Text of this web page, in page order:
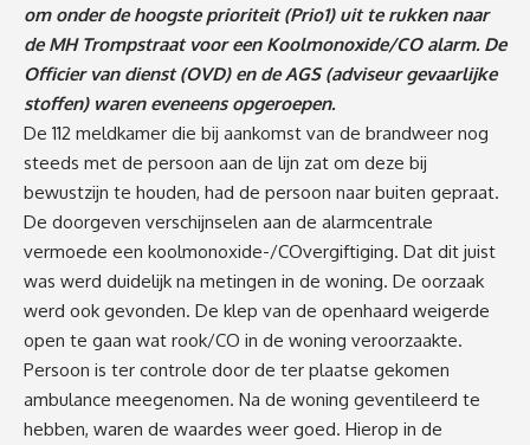
om onder de hoogste prioriteit (Prio1) uit te rukken naar
de MH Trompstraat voor een Koolmonoxide/CO alarm. De
Officier van dienst (OVD) en de AGS (adviseur gevaarlijke
stoffen) waren eveneens opgeroepen.
De 112 meldkamer die bij aankomst van de brandweer nog
steeds met de persoon aan de lijn zat om deze bij
bewustzijn te houden, had de persoon naar buiten gepraat.
De doorgeven verschijnselen aan de alarmcentrale
vermoede een koolmonoxide-/COvergiftiging. Dat dit juist
was werd duidelijk na metingen in de woning. De oorzaak
werd ook gevonden. De klep van de openhaard weigerde
open te gaan wat rook/CO in de woning veroorzaakte.
Persoon is ter controle door de ter plaatse gekomen
ambulance meegenomen. Na de woning geventileerd te
hebben, waren de waardes weer goed. Hierop in de